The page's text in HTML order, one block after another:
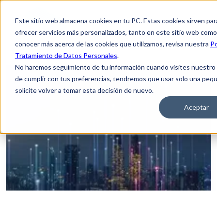
Este sitio web almacena cookies en tu PC. Estas cookies sirven
ofrecer servicios más personalizados, tanto en este sitio web
conocer más acerca de las cookies que utilizamos, revisa nuestra
Tratamiento de Datos Personales.
No haremos seguimiento de tu información cuando visites nuestro
de cumplir con tus preferencias, tendremos que usar solo una
solicite volver a tomar esta decisión de nuevo.
Aceptar